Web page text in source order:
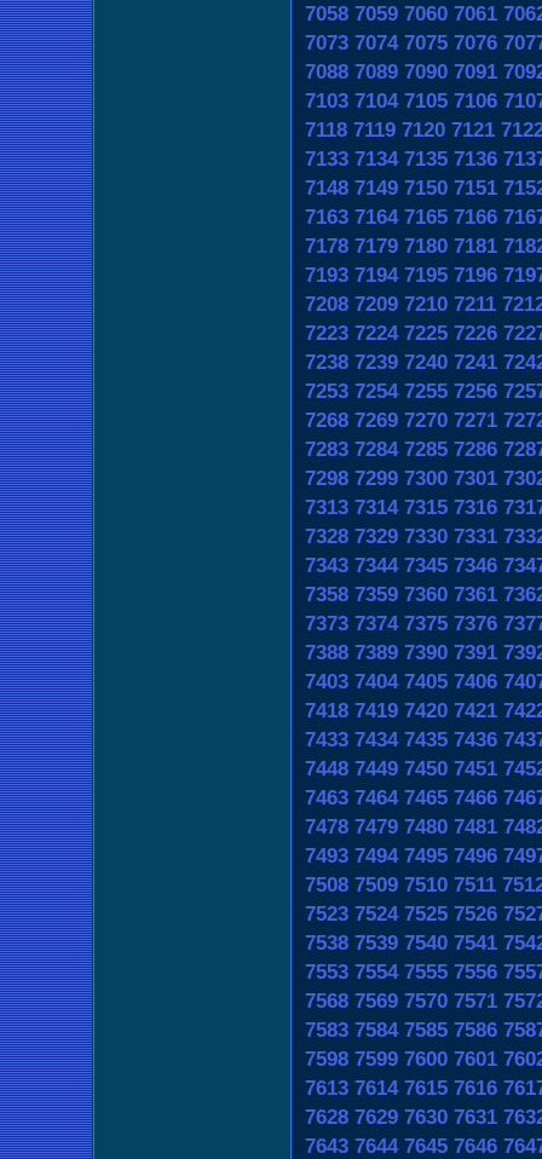
7058 7059 7060 7061
7073 7074 7075 7076
7088 7089 7090 7091
7103 7104 7105 7106
7118 7119 7120 7121
7133 7134 7135 7136
7148 7149 7150 7151
7163 7164 7165 7166
7178 7179 7180 7181
7193 7194 7195 7196
7208 7209 7210 7211
7223 7224 7225 7226
7238 7239 7240 7241
7253 7254 7255 7256
7268 7269 7270 7271
7283 7284 7285 7286
7298 7299 7300 7301
7313 7314 7315 7316
7328 7329 7330 7331
7343 7344 7345 7346
7358 7359 7360 7361
7373 7374 7375 7376
7388 7389 7390 7391
7403 7404 7405 7406
7418 7419 7420 7421
7433 7434 7435 7436
7448 7449 7450 7451
7463 7464 7465 7466
7478 7479 7480 7481
7493 7494 7495 7496
7508 7509 7510 7511
7523 7524 7525 7526
7538 7539 7540 7541
7553 7554 7555 7556
7568 7569 7570 7571
7583 7584 7585 7586
7598 7599 7600 7601
7613 7614 7615 7616
7628 7629 7630 7631
7643 7644 7645 7646